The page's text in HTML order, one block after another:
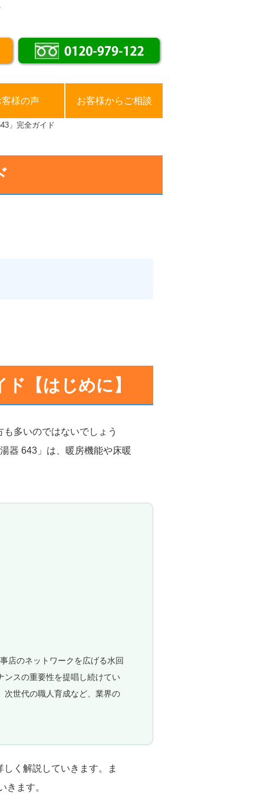
客様の声 お客様からご相談
」完全ガイド
【はじめに】
多いのではないでしょう
器 643」は、暖房機能や床暖
店のネットワークを広げる水回
ンスの重要性を提唱し続けてい
次世代の職人育成など、業界の
く解説していきます。ま
きます。